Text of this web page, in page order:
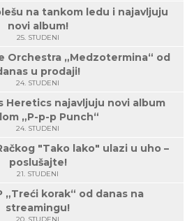
na tankom ledu i najavljuju
novi album!
25. STUDENI
Orchestra „Medzotermina“ od
u prodaji!
24. STUDENI
Heretics najavljuju novi album
„P-p-p Punch“
24. STUDENI
"Tako lako" ulazi u uho –
poslušajte!
21. STUDENI
„Treći korak“ od danas na
streamingu!